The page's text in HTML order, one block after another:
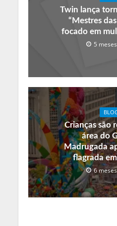
Twin lança
“Mestres
focado em
5
Crianças são
área do
Madrugada
flagrada
6